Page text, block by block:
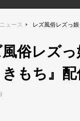
ニュース レズ風俗レズっ
風俗レズ
もち』配